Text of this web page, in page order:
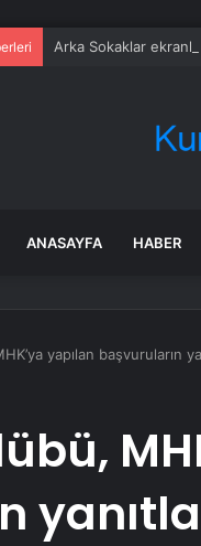
Arka Sokaklar
ANASAYFA HABER
yapılan başvuruların